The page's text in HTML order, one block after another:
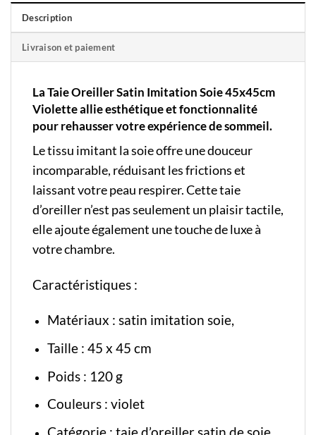
Description
Livraison et paiement
La Taie Oreiller Satin Imitation Soie 45x45cm
Violette allie esthétique et fonctionnalité
pour rehausser votre expérience de sommeil.
Le tissu imitant la soie offre une douceur
incomparable, réduisant les frictions et
laissant votre peau respirer. Cette taie
d’oreiller n’est pas seulement un plaisir tactile,
elle ajoute également une touche de luxe à
votre chambre.
Caractéristiques :
Matériaux : satin imitation soie,
Taille : 45 x 45 cm
Poids : 120 g
Couleurs : violet
Catégorie : taie d’oreiller satin de soie